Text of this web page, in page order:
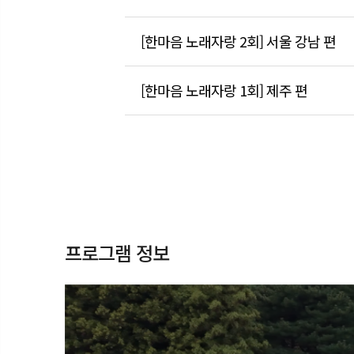
[한마음 노래자랑 2회] 서울 강남 편
[한마음 노래자랑 1회] 제주 편
프로그램 정보